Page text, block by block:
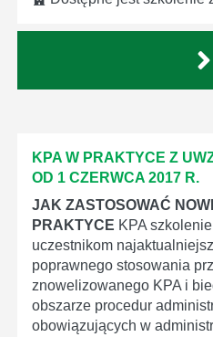
KPA W PRAKTYCE Z
OD 1 CZERWCA 2017 R.
JAK ZASTOSOWAĆ
PRAKTYCE KPA
uczestnikom
poprawnego stosowania
znowelizowanego KPA i
obszarze procedur
obowiązujących w